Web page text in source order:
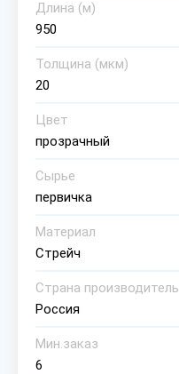
Длина (м)
950
Толщина (мкм)
20
Цвет
прозрачный
Сырье
первичка
Материал
Стрейч
Страна производитель
Россия
Мин.заказ
6